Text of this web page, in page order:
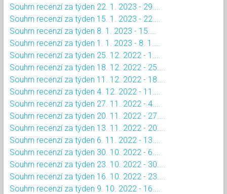
Souhrn recenzí za týden 22. 1. 2023 - 29....
Souhrn recenzí za týden 15. 1. 2023 - 22....
Souhrn recenzí za týden 8. 1. 2023 - 15....
Souhrn recenzí za týden 1. 1. 2023 - 8. 1....
Souhrn recenzí za týden 25. 12. 2022 - 1....
Souhrn recenzí za týden 18. 12. 2022 - 25....
Souhrn recenzí za týden 11. 12. 2022 - 18....
Souhrn recenzí za týden 4. 12. 2022 - 11....
Souhrn recenzí za týden 27. 11. 2022 - 4....
Souhrn recenzí za týden 20. 11. 2022 - 27....
Souhrn recenzí za týden 13. 11. 2022 - 20....
Souhrn recenzí za týden 6. 11. 2022 - 13....
Souhrn recenzí za týden 30. 10. 2022 - 6....
Souhrn recenzí za týden 23. 10. 2022 - 30....
Souhrn recenzí za týden 16. 10. 2022 - 23....
Souhrn recenzí za týden 9. 10. 2022 - 16....